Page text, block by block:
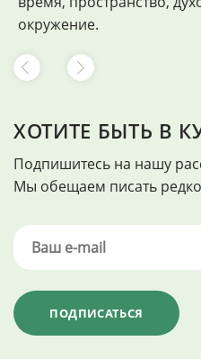
окружение.
ХОТИТЕ БЫТЬ В
Подпишитесь на нашу
Мы обещаем писать